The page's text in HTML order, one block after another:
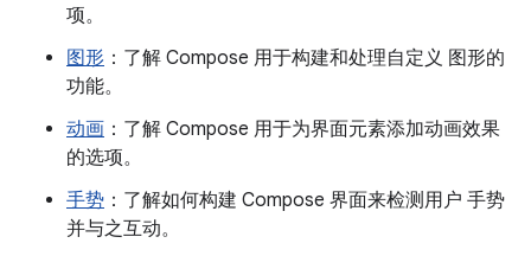
项。
图形 ：了解 Compose 用于构建和处理自定义 图形的
功能。
动画 ：了解 Compose 用于为界面元素添加动画效果
的选项。
手势 ：了解如何构建 Compose 界面来检测用户 手势
并与之互动。